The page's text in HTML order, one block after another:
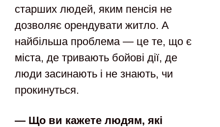
старших людей, яким пенсія не
дозволяє орендувати житло. А
найбільша проблема — це те, що є
міста, де тривають бойові дії, де
люди засинають і не знають, чи
прокинуться.
— Що ви кажете людям, які